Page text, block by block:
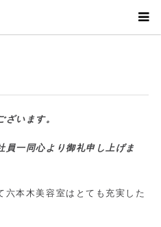
います。
員一同心より御礼申し上げま
六本木美容室はとても充実した